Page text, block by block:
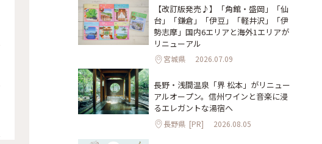
【改訂版発売♪】「角館・盛岡」「仙
台」「鎌倉」「伊豆」「軽井沢」「伊
勢志摩」国内6エリアと海外1エリアが
リニューアル
宮城県 2026.07.09
長野・浅間温泉「界 松本」がリニュー
アルオープン。信州ワインと音楽に浸
るエレガントな湯宿へ
長野県 [PR] 2026.08.05